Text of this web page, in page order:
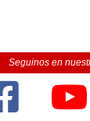
Seguinos en